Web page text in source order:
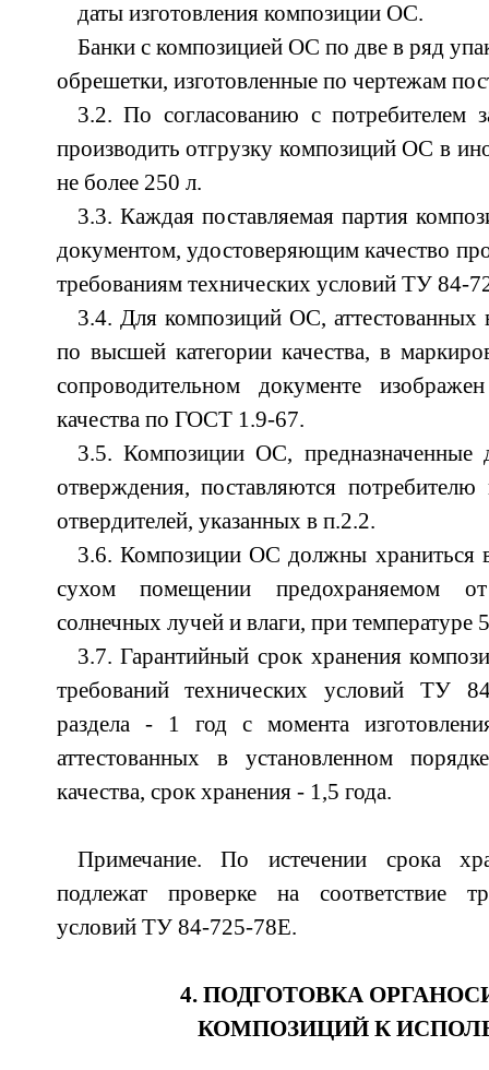
даты изготовления композиции ОС.
Банки с композицией ОС по две в ряд
обрешетки, изготовленные по чертежам
3.2. По согласованию с потребителем
производить отгрузку композиций ОС в
не более 250 л.
3.3. Каждая поставляемая партия
документом, удостоверяющим качество
требованиям технических условий ТУ 84-
3.4. Для композиций ОС, аттестованных
по высшей категории качества, в
сопроводительном документе
качества по ГОСТ 1.9-67.
3.5. Композиции ОС, предназначенные
отверждения, поставляются
отвердителей, указанных в п.2.2.
3.6. Композиции ОС должны храниться
сухом помещении предохраняемом
солнечных лучей и влаги, при температуре
3.7. Гарантийный срок хранения
требований технических условий ТУ
раздела - 1 год с момента
аттестованных в установленном
качества, срок хранения - 1,5 года.
Примечание. По истечении срока
подлежат проверке на соответствие
условий ТУ 84-725-78Е.
4. ПОДГОТОВКА
КОМПОЗИЦИЙ К